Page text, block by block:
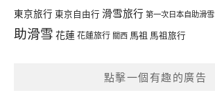
東京旅行 東京自由行 滑雪旅行 第一次日本自助滑雪
助滑雪 花蓮花蓮旅行 關西 馬祖 馬祖旅行
點擊一個有趣的廣告